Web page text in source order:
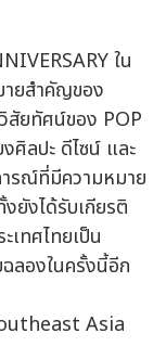
ใน
ยสำคัญของ
สัยทัศน์ของ POP
ศิลปะ ดีไซน์ และ
ารณ์ที่มีความหมาย
ยังได้รับเกียรติ
เทศไทยเป็น
ลองในครั้งนี้อีก
Asia